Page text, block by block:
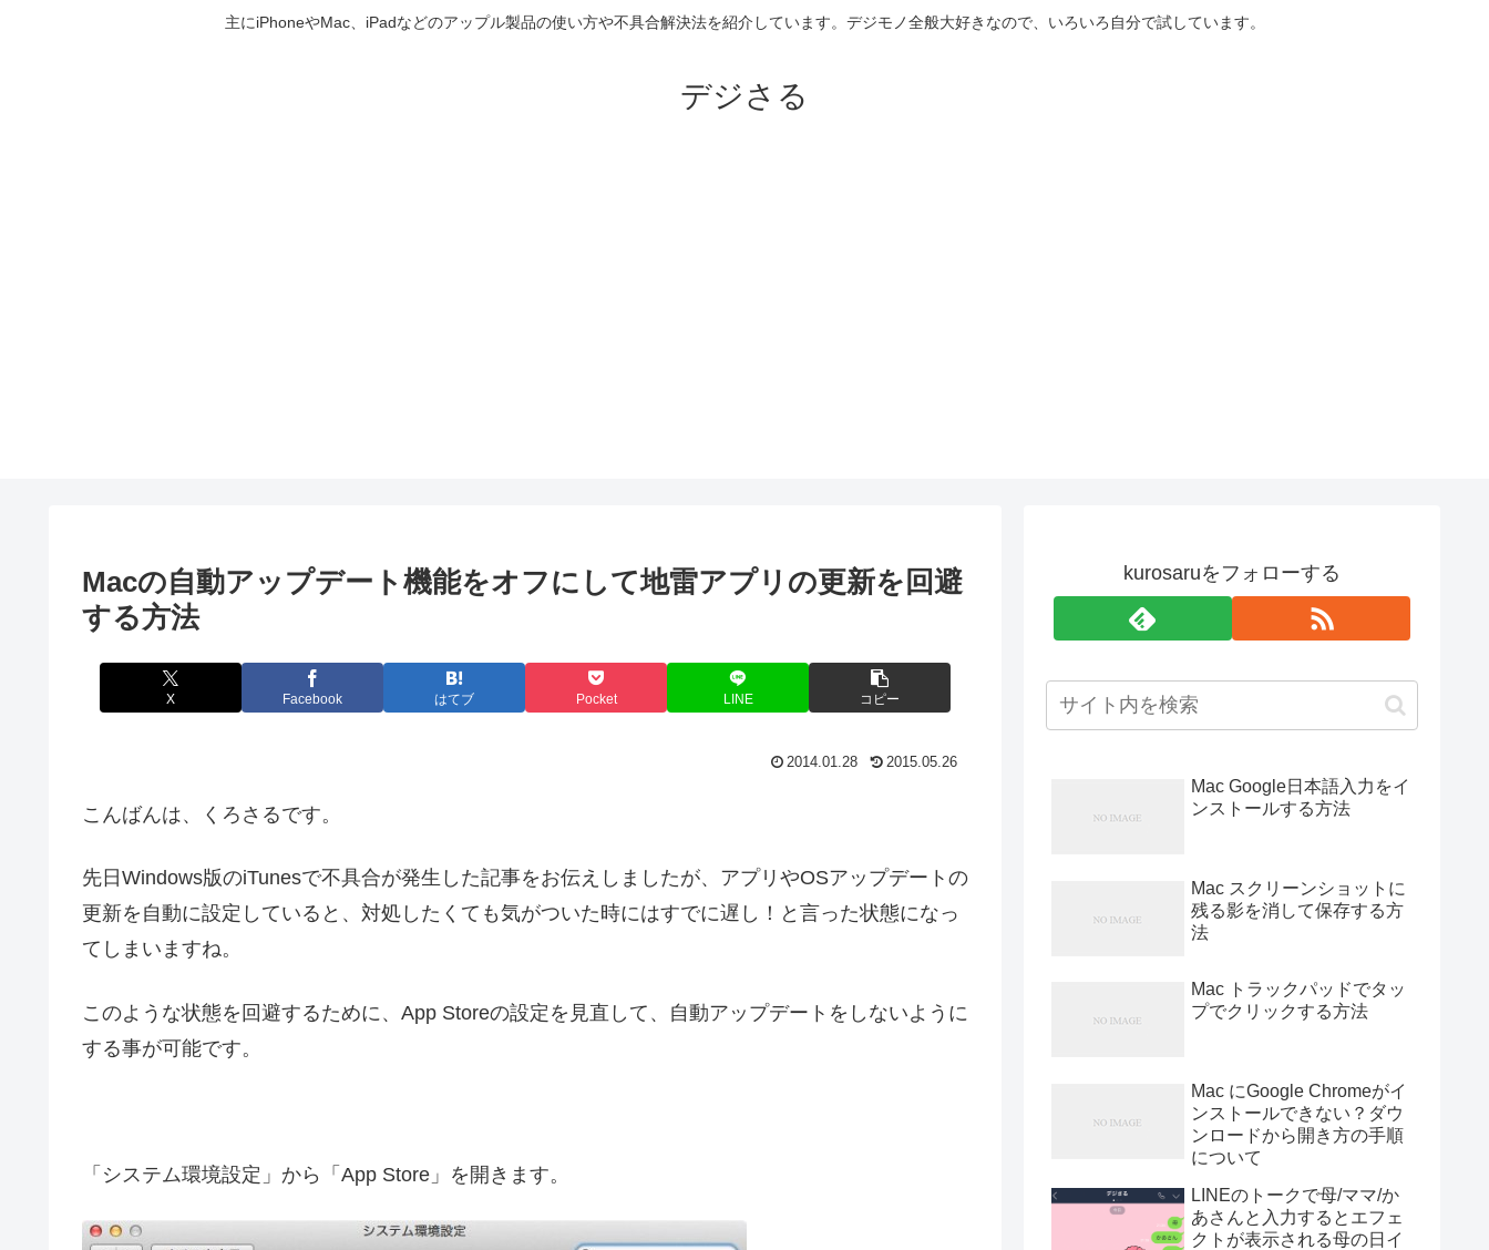
主にiPhoneやMac、iPadなどのアップル製品の使い方や不具合解決法を紹介しています。デジモノ全般大好きなので、いろいろ自分で試しています。
デジさる
Macの自動アップデート機能をオフにして地雷アプリの更新を回避
する方法
X Facebook はてブ Pocket LINE コピー
2014.01.28 2015.05.26
こんばんは、くろさるです。
先日Windows版のiTunesで不具合が発生した記事をお伝えしましたが、アプリやOSアップデートの
更新を自動に設定していると、対処したくても気がついた時にはすでに遅し！と言った状態になっ
てしまいますね。
このような状態を回避するために、App Storeの設定を見直して、自動アップデートをしないように
する事が可能です。
「システム環境設定」から「App Store」を開きます。
kurosaruをフォローする
Mac Google日本語入力をイ
ンストールする方法
Mac スクリーンショットに
残る影を消して保存する方
法
Mac トラックパッドでタッ
プでクリックする方法
Mac にGoogle Chromeがイ
ンストールできない？ダウ
ンロードから開き方の手順
について
LINEのトークで母/ママ/か
あさんと入力するとエフェ
クトが表示される母の日イ